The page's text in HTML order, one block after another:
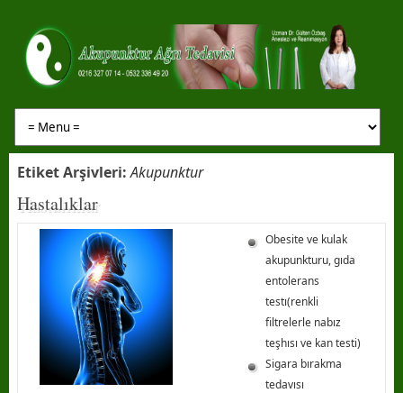
Etiket Arşivleri:Akupunktur
Hastalıklar
Obesite ve kulak
akupunkturu, gıda
entolerans
testı(renkli
filtrelerle nabız
teşhısı ve kan testi)
Sigara bırakma
tedavısı